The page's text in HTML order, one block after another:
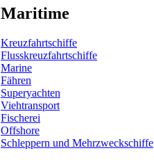
Maritime
Kreuzfahrtschiffe
Flusskreuzfahrtschiffe
Marine
Fähren
Superyachten
Viehtransport
Fischerei
Offshore
Schleppern und Mehrzweckschiffe